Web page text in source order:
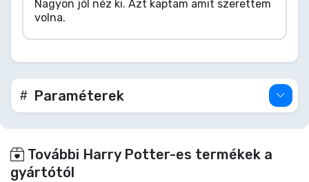
Nagyon jól néz ki. Azt kaptam amit szerettem
volna.
Paraméterek
További Harry Potter-es termékek a
gyártótól